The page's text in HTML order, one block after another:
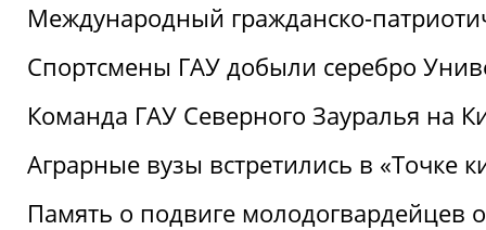
Международный гражданско-
Спортсмены ГАУ добыли серебро
Команда ГАУ Северного Зауралья на
Аграрные вузы встретились в «Точке
Память о подвиге молодогвардейцев